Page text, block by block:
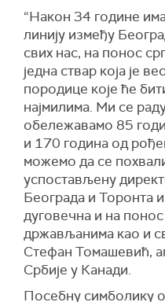
“Након 34 године
линију између
свих нас, на понос
једна ствар која је
породице које ће
најмилима. Ми се
обележавамо 85
и 170 година од
можемо да се
успостављену
Београда и Торонта
дуговечна и на
држављанима као и
Стефан Томашевић,
Србије у Канади.
Посебну симболику